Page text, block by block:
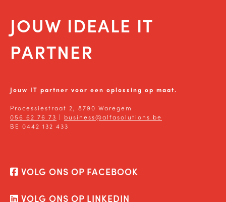
JOUW IDEALE IT
PARTNER
Jouw IT partner voor een oplossing op maat.
Processiestraat 2, 8790 Waregem
056 62 76 73 | business@alfasolutions.be
BE 0442 132 433
VOLG ONS OP FACEBOOK
VOLG ONS OP LINKEDIN